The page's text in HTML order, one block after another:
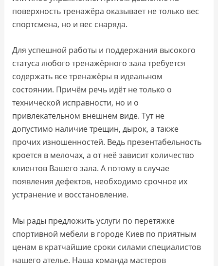
поверхность тренажёра оказывает не только вес
спортсмена, но и вес снаряда.
Для успешной работы и поддержания высокого
статуса любого тренажёрного зала требуется
содержать все тренажёры в идеальном
состоянии. Причём речь идёт не только о
технической исправности, но и о
привлекательном внешнем виде. Тут не
допустимо наличие трещин, дырок, а также
прочих изношенностей. Ведь презентабельность
кроется в мелочах, а от неё зависит количество
клиентов Вашего зала. А потому в случае
появления дефектов, необходимо срочное их
устранение и восстановление.
Мы рады предложить услуги по перетяжке
спортивной мебели в городе Киев по приятным
ценам в кратчайшие сроки силами специалистов
нашего ателье. Наша команда мастеров